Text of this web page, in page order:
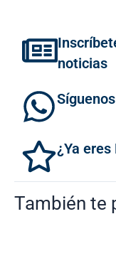
noticias
¿Ya
También te